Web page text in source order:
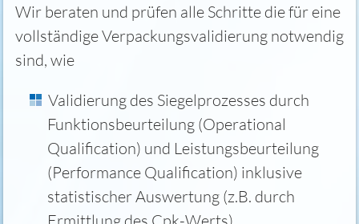
Wir beraten und prüfen alle Schritte die für eine
vollständige Verpackungsvalidierung notwendig
sind, wie
Validierung des Siegelprozesses durch
Funktionsbeurteilung (Operational
Qualification) und Leistungsbeurteilung
(Performance Qualification) inklusive
statistischer Auswertung (z.B. durch